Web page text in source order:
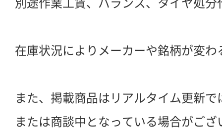
別途作業工賃、バランス、タイヤ処分
在庫状況によりメーカーや銘柄が変
また、掲載商品はリアルタイム更新
または商談中となっている場合がご